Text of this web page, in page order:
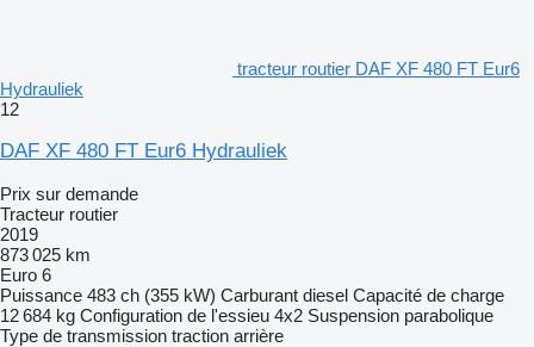
tracteur routier DAF XF 480 FT Eur6
Hydrauliek
12
DAF XF 480 FT Eur6 Hydrauliek
Prix sur demande
Tracteur routier
2019
873 025 km
Euro 6
Puissance 483 ch (355 kW) Carburant diesel Capacité de charge
12 684 kg Configuration de l'essieu 4x2 Suspension parabolique
Type de transmission traction arrière